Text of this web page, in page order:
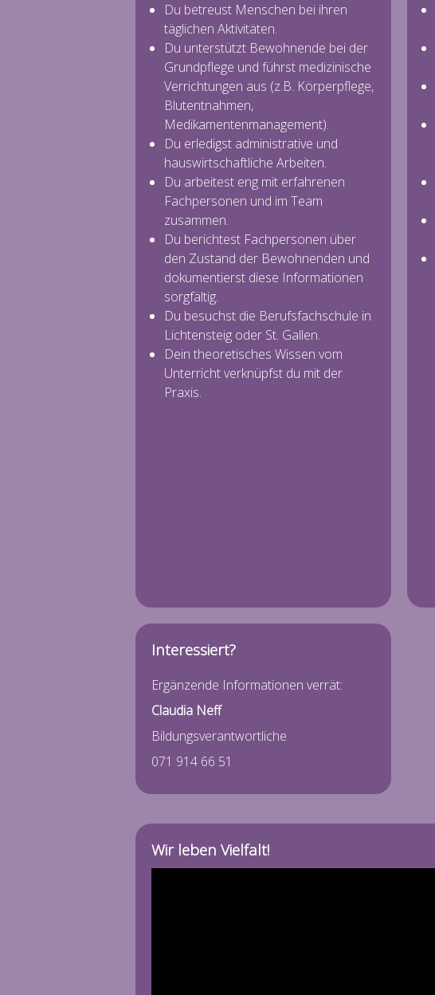
Du betreust Menschen bei ihren
täglichen Aktivitäten.
Du unterstützt Bewohnende bei der
Grundpflege und führst medizinische
Verrichtungen aus (z.B. Körperpflege,
Blutentnahmen,
Medikamentenmanagement).
Du erledigst administrative und
hauswirtschaftliche Arbeiten.
Du arbeitest eng mit erfahrenen
Fachpersonen und im Team
zusammen.
Du berichtest Fachpersonen über
den Zustand der Bewohnenden und
dokumentierst diese Informationen
sorgfältig.
Du besuchst die Berufsfachschule in
Lichtensteig oder St. Gallen.
Dein theoretisches Wissen vom
Unterricht verknüpfst du mit der
Praxis.
Interessiert?
Ergänzende Informationen verrät:
Claudia Neff
Bildungsverantwortliche
071 914 66 51
Wir leben Vielfalt!